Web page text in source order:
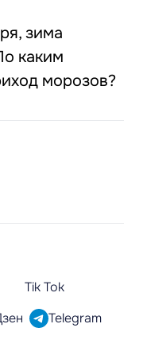
зима
каким
морозов?
Tik Tok
Telegram